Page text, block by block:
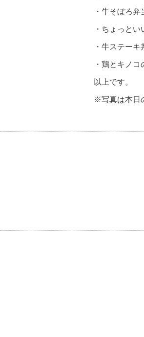
・牛そぼろ
・ちょっと
・牛ステー
・鶏とキノ
以上です。
※写真は本日